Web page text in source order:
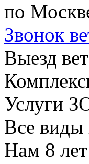
по
Звонок
Выезд
Услуги
Все виды
Нам 8 лет